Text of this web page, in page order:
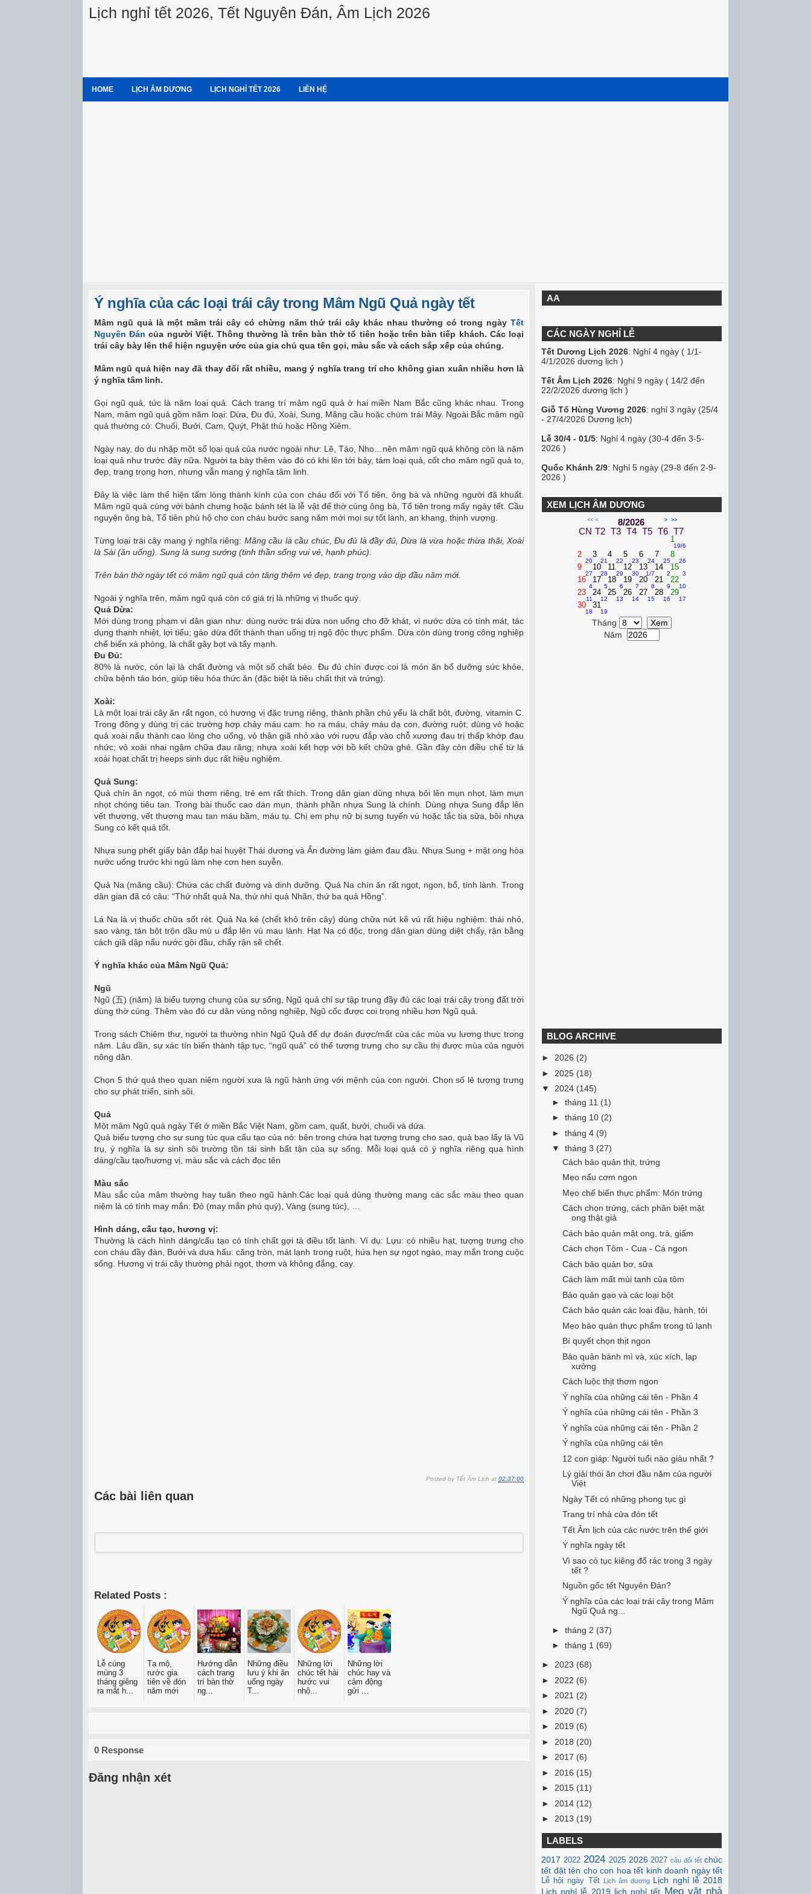
Lịch nghỉ tết 2026, Tết Nguyên Đán, Âm Lịch 2026
HOME LỊCH ÂM DƯƠNG LỊCH NGHỈ TẾT 2026 LIÊN HỆ
Ý nghĩa của các loại trái cây trong Mâm Ngũ Quả ngày tết
Mâm ngũ quả là một mâm trái cây có chừng năm thứ trái cây khác nhau thường có trong ngày Tết
Nguyên Đán của người Việt. Thông thường là trên bàn thờ tổ tiên hoặc trên bàn tiếp khách. Các loại
trái cây bày lên thể hiện nguyện ước của gia chủ qua tên gọi, màu sắc và cách sắp xếp của chúng.
Mâm ngũ quả hiện nay đã thay đổi rất nhiều, mang ý nghĩa trang trí cho không gian xuân nhiều hơn là
ý nghĩa tâm linh.
Gọi ngũ quả, tức là năm loại quả. Cách trang trí mâm ngũ quả ở hai miền Nam Bắc cũng khác nhau. Trong
Nam, mâm ngũ quả gồm năm loại: Dừa, Đu đủ, Xoài, Sung, Mãng cầu hoặc chùm trái Mây. Ngoài Bắc mâm ngũ
quả thường có: Chuối, Bưởi, Cam, Quýt, Phật thủ hoặc Hồng Xiêm.
Ngày nay, do du nhập một số lọai quả của nước ngoài như: Lê, Táo, Nho…nên mâm ngũ quả không còn là năm
loại quả như trước đây nữa. Người ta bày thêm vào đó có khi lên tới bảy, tám loại quả, cốt cho mâm ngũ quả to,
đẹp, trang trọng hơn, nhưng vẫn mang ý nghĩa tâm linh.
Đây là việc làm thể hiện tấm lòng thành kính của con cháu đối với Tổ tiên, ông bà và những người đã khuất.
Mâm ngũ quả cùng với bánh chưng hoặc bánh tét là lễ vật để thờ cúng ông bà, Tổ tiên trong mấy ngày tết. Cầu
nguyện ông bà, Tổ tiên phù hộ cho con cháu bước sang năm mới mọi sự tốt lành, an khang, thịnh vượng.
Từng loại trái cây mang ý nghĩa riêng: Mãng cầu là cầu chúc, Đu đủ là đầy đủ, Dừa là vừa hoặc thừa thãi, Xoài
là Sài (ăn uống). Sung là sung sướng (tinh thần sống vui vẻ, hạnh phúc).
Trên bàn thờ ngày tết có mâm ngũ quả còn tăng thêm vẻ đẹp, trang trọng vào dịp đầu năm mới.
Ngoài ý nghĩa trên, mâm ngũ quả còn có giá trị là những vị thuốc quý.
Quả Dừa:
Mới dùng trong phạm vi dân gian như: dùng nước trái dừa non uống cho đỡ khát, vì nước dừa có tính mát, tác
dụng thanh nhiệt, lợi tiểu; gáo dừa đốt thành than uống trị ngộ độc thực phẩm. Dừa còn dùng trong công nghiệp
chế biến xà phòng, là chất gây bọt và tẩy mạnh.
Đu Đủ:
80% là nước, còn lại là chất đường và một số chất béo. Đu đủ chín được coi là món ăn bổ dưỡng sức khỏe,
chữa bệnh táo bón, giúp tiêu hóa thức ăn (đặc biệt là tiêu chất thịt và trứng).
Xoài:
Là một lọai trái cây ăn rất ngon, có hương vị đặc trưng riêng, thành phần chủ yếu là chất bột, đường, vitamin C.
Trong đông y dùng trị các trường hợp chảy máu cam: ho ra máu, chảy máu dạ con, đường ruột; dùng vỏ hoặc
quả xoài nấu thành cao lỏng cho uống, vỏ thân giã nhỏ xào với ruợu đắp vào chỗ xương đau trị thấp khớp đau
nhức; vỏ xoài nhai ngậm chữa đau răng; nhựa xoài kết hợp với bồ kết chữa ghẻ. Gần đây còn điều chế từ lá
xoài họat chất trị heeps sinh dục rất hiệu nghiệm.
Quả Sung:
Quả chín ăn ngọt, có mùi thơm riêng, trẻ em rất thích. Trong dân gian dùng nhựa bôi lên mụn nhọt, làm mụn
nhọt chóng tiêu tan. Trong bài thuốc cao dán mụn, thành phần nhựa Sung là chính. Dùng nhựa Sung đắp lên
vết thương, vết thương mau tan máu bầm, máu tụ. Chị em phụ nữ bị sưng tuyến vú hoặc tắc tia sữa, bôi nhựa
Sung có kết quả tốt.
Nhựa sung phết giấy bản đắp hai huyệt Thái dương và Ấn đường làm giảm đau đầu. Nhựa Sung + mật ong hòa
nước uống trước khi ngủ làm nhẹ cơn hen suyễn.
Quả Na (mãng cầu): Chứa các chất đường và dinh dưỡng. Quả Na chín ăn rất ngọt, ngon, bổ, tính lành. Trong
dân gian đã có câu: “Thứ nhất quả Na, thứ nhì quả Nhãn, thứ ba quả Hồng”.
Lá Na là vị thuốc chữa sốt rét. Quả Na ké (chết khô trên cây) dùng chữa nứt kẽ vú rất hiệu nghiệm: thái nhỏ,
sao vàng, tán bột trộn dầu mù u đắp lên vú mau lành. Hạt Na có độc, trong dân gian dùng diệt chấy, rận bằng
cách giã dập nấu nước gội đầu, chấy rận sẽ chết.
Ý nghĩa khác của Mâm Ngũ Quả:
Ngũ
Ngũ (五) (năm) là biểu tượng chung của sự sống, Ngũ quả chỉ sự tập trung đầy đủ các loại trái cây trong đất trời
dùng thờ cúng. Thêm vào đó cư dân vùng nông nghiệp, Ngũ cốc được coi trọng nhiều hơn Ngũ quả.
Trong sách Chiêm thư, người ta thường nhìn Ngũ Quả để dự đoán được/mất của các mùa vụ lương thực trong
năm. Lâu dần, sự xác tín biến thành tập tục, “ngũ quả” có thể tượng trưng cho sự cầu thị được mùa của người
nông dân.
Chọn 5 thứ quả theo quan niệm người xưa là ngũ hành ứng với mệnh của con người. Chọn số lẻ tượng trưng
cho sự phát triển, sinh sôi.
Quả
Một mâm Ngũ quả ngày Tết ở miền Bắc Việt Nam, gồm cam, quất, bưởi, chuối và dứa.
Quả biểu tượng cho sự sung túc qua cấu tạo của nó: bên trong chứa hạt tượng trưng cho sao, quả bao lấy là Vũ
trụ, ý nghĩa là sự sinh sôi trường tồn tái sinh bất tận của sự sống. Mỗi loại quả có ý nghĩa riêng qua hình
dáng/cầu tạo/hương vị, màu sắc và cách đọc tên
Màu sắc
Màu sắc của mâm thường hay tuân theo ngũ hành.Các loại quả dùng thường mang các sắc màu theo quan
niệm là có tính may mắn: Đỏ (may mắn phú quý), Vàng (sung túc), …
Hình dáng, cấu tạo, hương vị:
Thường là cách hình dáng/cấu tạo có tính chất gợi tả điều tốt lành. Ví dụ: Lựu: có nhiều hạt, tượng trưng cho
con cháu đầy đàn, Bưởi và dưa hấu: căng tròn, mát lạnh trong ruột, hứa hẹn sự ngọt ngào, may mắn trong cuộc
sống. Hương vị trái cây thường phải ngọt, thơm và không đắng, cay.
Posted by Tết Âm Lịch at 02:37:00
Các bài liên quan
Related Posts :
Lễ cúng
mùng 3
tháng giêng
ra mắt h...
Tạ mộ,
rước gia
tiên về đón
năm mới
Hướng dẫn
cách trang
trí bàn thờ
ng...
Những điều
lưu ý khi ăn
uống ngày
T...
Những lời
chúc tết hài
hước vui
nhộ...
Những lời
chúc hay và
cảm động
gửi ...
0 Response
Đăng nhận xét
AA
CÁC NGÀY NGHỈ LỄ
Tết Dương Lịch 2026: Nghỉ 4 ngày ( 1/1-
4/1/2026 dương lịch )
Tết Âm Lịch 2026: Nghỉ 9 ngày ( 14/2 đến
22/2/2026 dương lịch )
Giỗ Tổ Hùng Vương 2026: nghỉ 3 ngày (25/4
- 27/4/2026 Dương lịch)
Lễ 30/4 - 01/5: Nghỉ 4 ngày (30-4 đến 3-5-
2026 )
Quốc Khánh 2/9: Nghỉ 5 ngày (29-8 đến 2-9-
2026 )
XEM LỊCH ÂM DƯƠNG
<< < 8/2026 > >>
CN T2 T3 T4 T5 T6 T7
1
19/6
2
20
3
21
4
22
5
23
6
24
7
25
8
26
9
27
10
28
11
29
12
30
13
1/7
14
2
15
3
16
4
17
5
18
6
19
7
20
8
21
9
22
10
23
11
24
12
25
13
26
14
27
15
28
16
29
17
30
18
31
19
Tháng
Năm
BLOG ARCHIVE
► 2026 (2)
► 2025 (18)
▼ 2024 (145)
► tháng 11 (1)
► tháng 10 (2)
► tháng 4 (9)
▼ tháng 3 (27)
Cách bảo quản thịt, trứng
Mẹo nấu cơm ngon
Mẹo chế biến thực phẩm: Món trứng
Cách chọn trứng, cách phân biệt mật
ong thật giả
Cách bảo quản mật ong, trà, giấm
Cách chọn Tôm - Cua - Cá ngon
Cách bảo quản bơ, sữa
Cách làm mất mùi tanh của tôm
Bảo quản gạo và các loại bột
Cách bảo quản các loại đậu, hành, tỏi
Mẹo bảo quản thực phẩm trong tủ lạnh
Bí quyết chọn thịt ngon
Bảo quản bánh mì và, xúc xích, lạp
xưởng
Cách luộc thịt thơm ngon
Ý nghĩa của những cái tên - Phần 4
Ý nghĩa của những cái tên - Phần 3
Ý nghĩa của những cái tên - Phần 2
Ý nghĩa của những cái tên
12 con giáp: Người tuổi nào giàu nhất ?
Lý giải thói ăn chơi đầu năm của người
Việt
Ngày Tết có những phong tục gì
Trang trí nhà cửa đón tết
Tết Âm lịch của các nước trên thế giới
Ý nghĩa ngày tết
Vì sao có tục kiêng đổ rác trong 3 ngày
tết ?
Nguồn gốc tết Nguyên Đán?
Ý nghĩa của các loại trái cây trong Mâm
Ngũ Quả ng...
► tháng 2 (37)
► tháng 1 (69)
► 2023 (68)
► 2022 (6)
► 2021 (2)
► 2020 (7)
► 2019 (6)
► 2018 (20)
► 2017 (6)
► 2016 (15)
► 2015 (11)
► 2014 (12)
► 2013 (19)
LABELS
2017 2022 2024 2025 2026 2027 câu đối tết chúc
tết đặt tên cho con hoa tết kinh doanh ngày tết
Lễ hội ngày Tết Lịch âm dương Lịch nghỉ lễ 2018
Lịch nghỉ lễ 2019 lịch nghỉ tết Mẹo vặt nhà